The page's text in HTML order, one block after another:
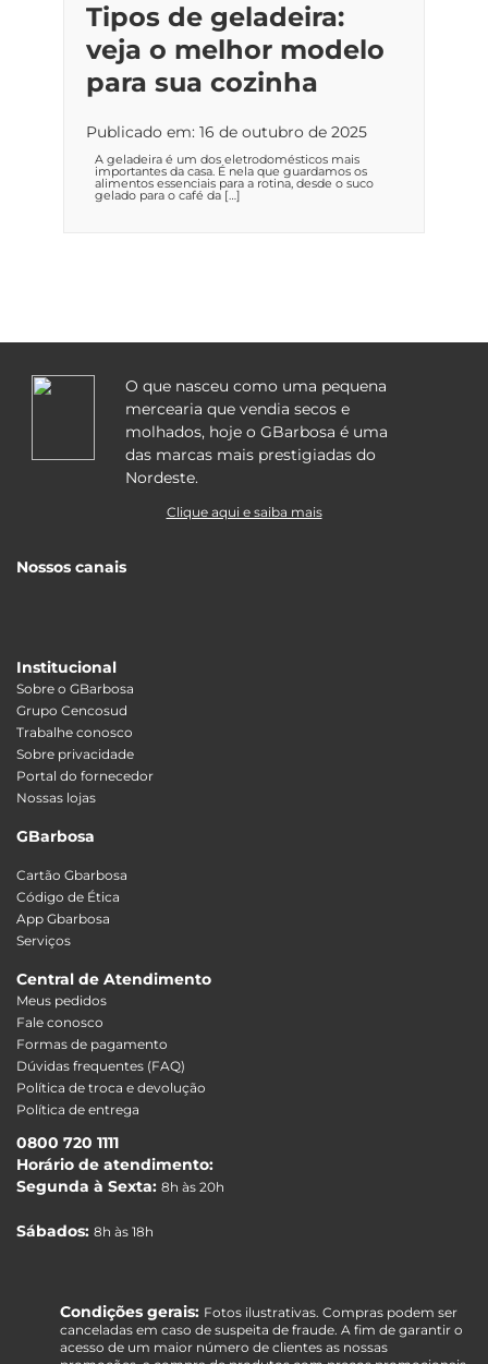
Tipos de geladeira:
veja o melhor modelo
para sua cozinha
Publicado em: 16 de outubro de 2025
A geladeira é um dos eletrodomésticos mais
importantes da casa. É nela que guardamos os
alimentos essenciais para a rotina, desde o suco
gelado para o café da […]
O que nasceu como uma pequena
mercearia que vendia secos e
molhados, hoje o GBarbosa é uma
das marcas mais prestigiadas do
Nordeste.
Clique aqui e saiba mais
Nossos canais
Institucional
Sobre o GBarbosa
Grupo Cencosud
Trabalhe conosco
Sobre privacidade
Portal do fornecedor
Nossas lojas
GBarbosa
Cartão Gbarbosa
Código de Ética
App Gbarbosa
Serviços
Central de Atendimento
Meus pedidos
Fale conosco
Formas de pagamento
Dúvidas frequentes (FAQ)
Política de troca e devolução
Política de entrega
0800 720 1111
Horário de atendimento:
Segunda à Sexta: 8h às 20h
Sábados: 8h às 18h
Condições gerais: Fotos ilustrativas. Compras podem ser
canceladas em caso de suspeita de fraude. A fim de garantir o
acesso de um maior número de clientes as nossas